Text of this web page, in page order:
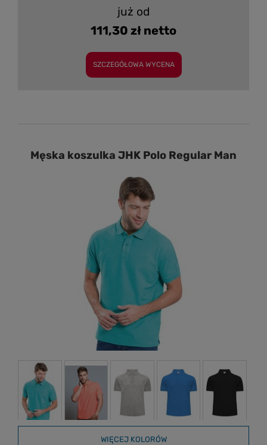
już od
111,30 zł netto
SZCZEGÓŁOWA WYCENA
Męska koszulka JHK Polo Regular Man
WIĘCEJ KOLORÓW